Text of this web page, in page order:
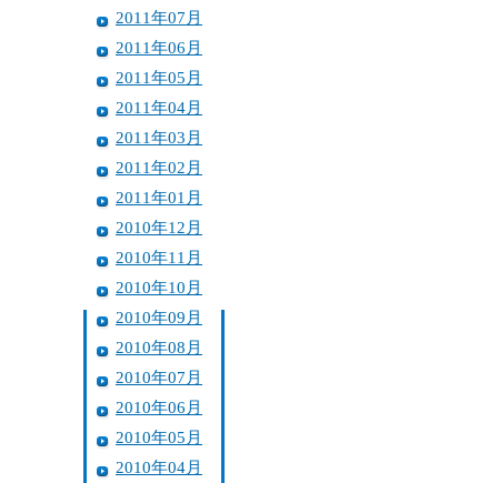
2011年07月
2011年06月
2011年05月
2011年04月
2011年03月
2011年02月
2011年01月
2010年12月
2010年11月
2010年10月
2010年09月
2010年08月
2010年07月
2010年06月
2010年05月
2010年04月